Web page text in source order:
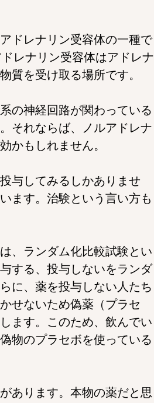
ドレナリン受容体の一種で
レナリン受容体はアドレナ
質を受け取る場所です。
の神経回路が関わっている
それならば、ノルアドレナ
かもしれません。
与してみるしかありませ
ます。治験という言い方も
、ランダム化比較試験とい
する、投与しないをランダ
に、薬を投与しない人たち
せないため偽薬（プラセ
ます。このため、飲んでい
物のプラセボを使っている
あります。本物の薬だと思